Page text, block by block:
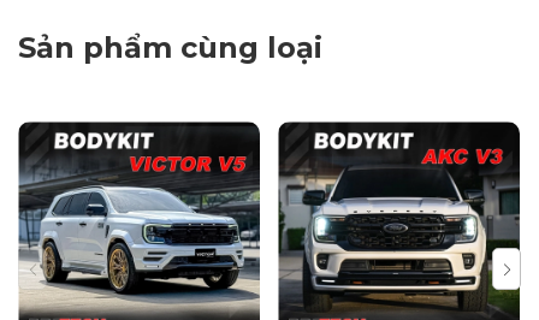
chống nước vượt trội và dễ dàng sử dụng? Nắp thùng cuộn
nút bấm trên remote.
Sản phẩm cùng loại